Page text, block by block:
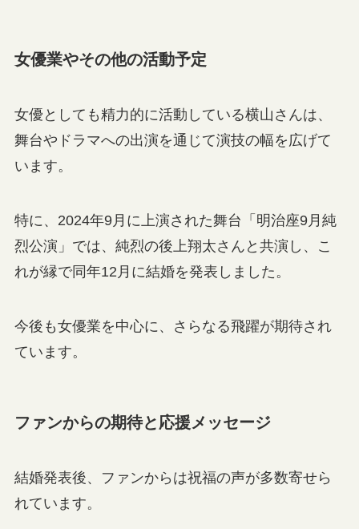
女優業やその他の活動予定
女優としても精力的に活動している横山さんは、
舞台やドラマへの出演を通じて演技の幅を広げて
います。
特に、2024年9月に上演された舞台「明治座9月純
烈公演」では、純烈の後上翔太さんと共演し、こ
れが縁で同年12月に結婚を発表しました。
今後も女優業を中心に、さらなる飛躍が期待され
ています。
ファンからの期待と応援メッセージ
結婚発表後、ファンからは祝福の声が多数寄せら
れています。